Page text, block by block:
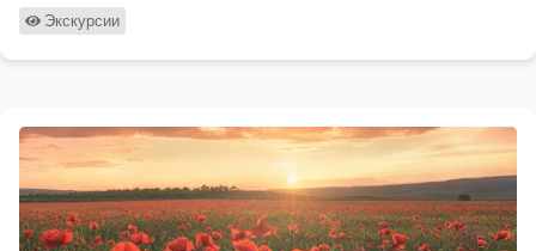
Экскурсии